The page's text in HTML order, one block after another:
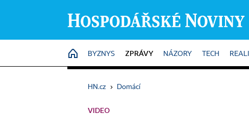
HOME
BYZNYS ZPRÁVY NÁZORY TECH
HN.cz › Domácí
VIDEO